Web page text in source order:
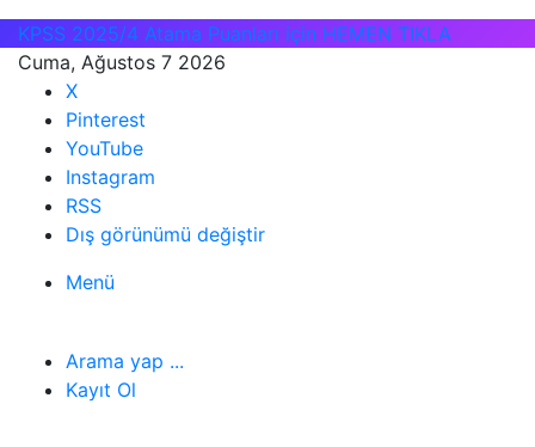
KPSS 2025/4 Atama Puanları için HEMEN TIKLA
Cuma, Ağustos 7 2026
X
Pinterest
YouTube
Instagram
RSS
Dış görünümü değiştir
Menü
Arama yap ...
Kayıt Ol